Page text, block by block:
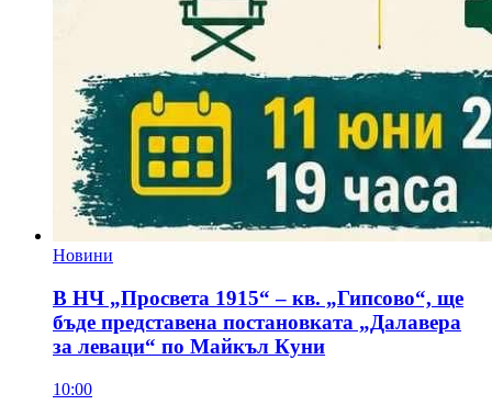
Новини
В НЧ „Просвета 1915“ – кв. „Гипсово“, ще
бъде представена постановката „Далавера
за леваци“ по Майкъл Куни
10:00